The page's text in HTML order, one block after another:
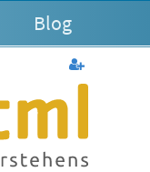
Blog